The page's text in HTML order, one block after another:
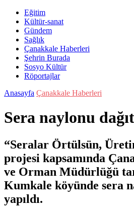
Eğitim
Kültür-sanat
Gündem
Sağlık
Çanakkale Haberleri
Şehrin Burada
Sosyo Kültür
Röportajlar
Anasayfa Çanakkale Haberleri
Sera naylonu
“Seralar Örtülsün,
projesi kapsamında
ve Orman Müdürlüğü
Kumkale köyünde sera
yapıldı.